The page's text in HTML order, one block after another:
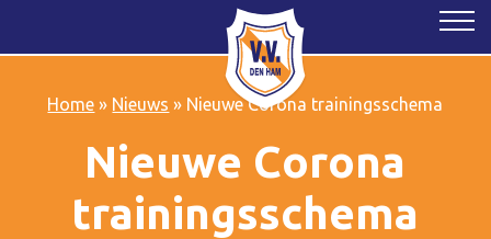
Home » Nieuws » Nieuwe Corona trainingsschema
Nieuwe Corona
trainingsschema